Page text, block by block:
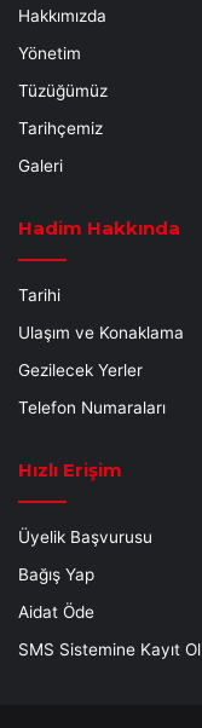
Hakkımızda
Yönetim
Tüzüğümüz
Tarihçemiz
Galeri
Hadim Hakkında
Tarihi
Ulaşım ve Konaklama
Gezilecek Yerler
Telefon Numaraları
Hızlı Erişim
Üyelik Başvurusu
Bağış Yap
Aidat Öde
SMS Sistemine Kayıt Ol